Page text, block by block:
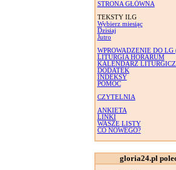
STRONA GŁÓWNA
TEKSTY ILG
Wybierz miesiąc
Dzisiaj
Jutro
WPROWADZENIE DO LG
LITURGIA HORARUM
KALENDARZ
DODATEK
INDEKSY
POMOC
CZYTELNIA
ANKIETA
LINKI
WASZE LISTY
CO NOWEGO?
gloria24.pl